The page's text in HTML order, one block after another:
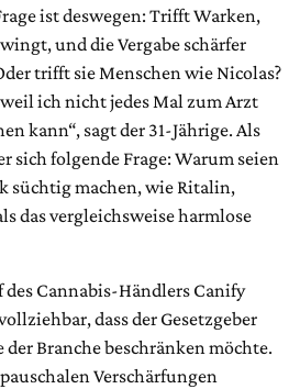
ist deswegen: Trifft Warken,
und die Vergabe schärfer
trifft sie Menschen wie Nicolas?
ich nicht jedes Mal zum Arzt
kann“, sagt der 31-Jährige. Als
sich folgende Frage: Warum seien
süchtig machen, wie Ritalin,
das vergleichsweise harmlose
des Cannabis-Händlers Canify
dass der Gesetzgeber
der Branche beschränken möchte.
Verschärfungen